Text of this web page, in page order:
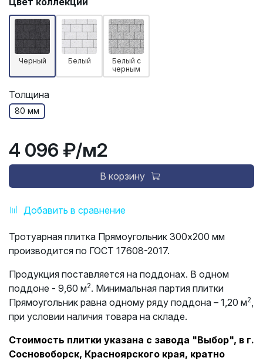
Добавить в сравнение
Черный Белый
Белый с
черным
Толщина
80 мм
4 096 ₽/м2
В корзину
Тротуарная плитка Прямоугольник 300х200 мм
производится по ГОСТ 17608-2017.
Продукция поставляется на поддонах. В одном
поддоне - 9,60 м2. Минимальная партия плитки
Прямоугольник равна одному ряду поддона – 1,20 м2
при условии наличия товара на складе.
Стоимость плитки указана с завода "Выбор", в г.
Сосновоборск, Красноярского края, кратно